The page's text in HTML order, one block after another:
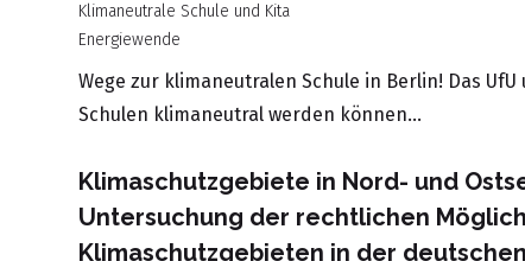
Klimaneutrale Schule und Kita
Energiewende
Wege zur klimaneutralen Schule in Berlin! Das
Schulen klimaneutral werden können...
Klimaschutzgebiete in Nord- und
Untersuchung der rechtlichen
Klimaschutzgebieten in der